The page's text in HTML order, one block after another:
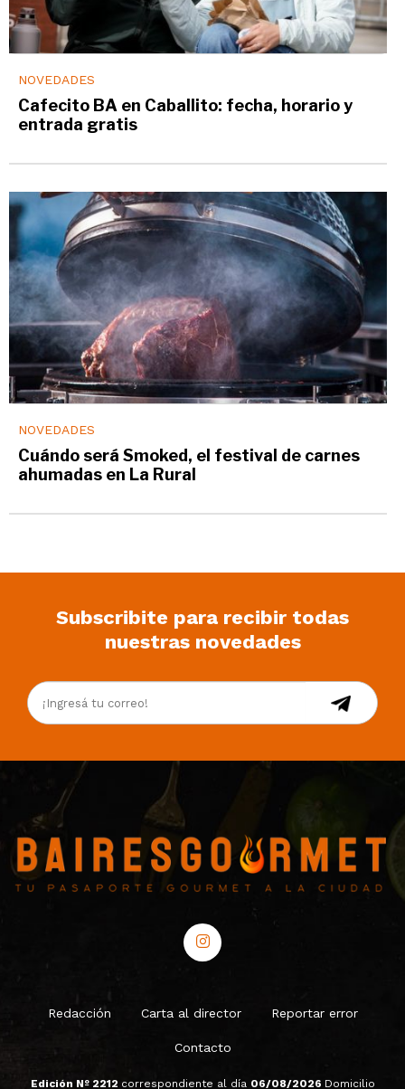
NOVEDADES
Cafecito BA en Caballito: fecha, horario y
entrada gratis
NOVEDADES
Cuándo será Smoked, el festival de carnes
ahumadas en La Rural
Subscribite para recibir todas
nuestras novedades
Redacción Carta al director Reportar error
Contacto
Edición Nº 2212 correspondiente al día 06/08/2026 Domicilio